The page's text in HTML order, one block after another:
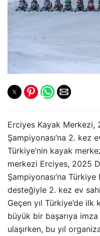
Erciyes Kayak
Şampiyonası’na 2. kez
Türkiye’nin kayak
merkezi Erciyes, 2025
Şampiyonası’na
desteğiyle 2. kez ev
Geçen yıl Türkiye’de
büyük bir başarıya
ulaşırken, bu yıl